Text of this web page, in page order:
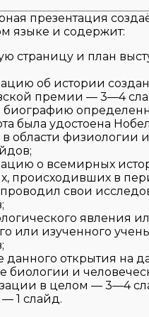
презентация
языке и содержит:
страницу и план
об истории
премии — 3—4
биографию
была удостоена
области
о всемирных
происходивших в
свои
явления
или изученного
данного открытия на
биологии и
в целом — 3—4
1 слайд.